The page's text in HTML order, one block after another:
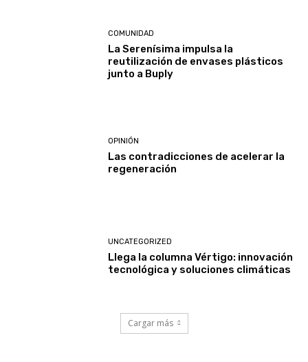
COMUNIDAD
La Serenísima impulsa la
reutilización de envases plásticos
junto a Buply
OPINIÓN
Las contradicciones de acelerar la
regeneración
UNCATEGORIZED
Llega la columna Vértigo: innovación
tecnológica y soluciones climáticas
Cargar más